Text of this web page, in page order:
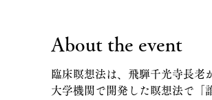
About the event
臨床瞑想法は、飛騨千光寺長老
大学機関で開発した瞑想法で「